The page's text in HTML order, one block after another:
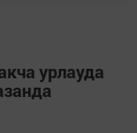
урлауда